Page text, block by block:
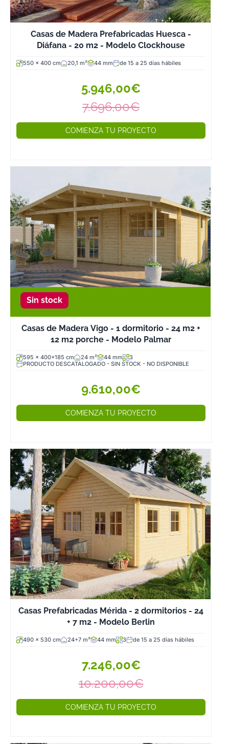
Casas de Madera Prefabricadas Huesca -
Diáfana - 20 m2 - Modelo Clockhouse
550 x 400 cm 20,1 m² 44 mm de 15 a 25 días hábiles
5.946,00€
7.696,00€
COMIENZA TU PROYECTO
Sin stock
Casas de Madera Vigo - 1 dormitorio - 24 m2 +
12 m2 porche - Modelo Palmar
595 x 400+185 cm 24 m² 44 mm
3
PRODUCTO DESCATALOGADO - SIN STOCK - NO DISPONIBLE
9.610,00€
COMIENZA TU PROYECTO
Casas Prefabricadas Mérida - 2 dormitorios - 24
+ 7 m2 - Modelo Berlin
490 x 530 cm 24+7 m² 44 mm 3 de 15 a 25 días hábiles
7.246,00€
10.200,00€
COMIENZA TU PROYECTO